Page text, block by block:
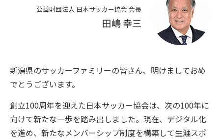
公益財団法人 日本サッカー協会 会長
田嶋 幸三
新潟県のサッカーファミリーの皆さん、明けましておめ
でとうございます。
創立100周年を迎えた日本サッカー協会は、次の100年に
向けて新たな一歩を踏み出しました。現在、デジタル化
を進め、新たなメンバーシップ制度を構築して生涯スポ